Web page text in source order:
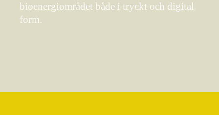
bioenergiområdet både i tryckt och digital
form.